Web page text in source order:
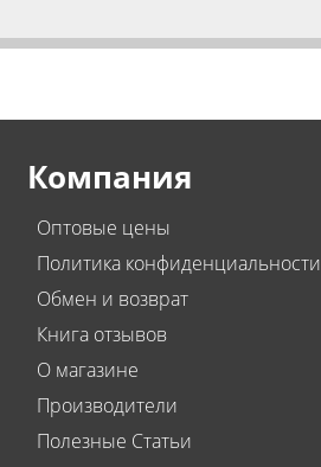
Компания
Оптовые цены
Политика конфиденциальности
Обмен и возврат
Книга отзывов
О магазине
Производители
Полезные Статьи